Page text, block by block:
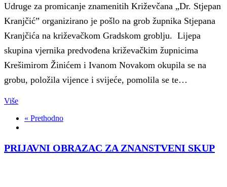
Udruge za promicanje znamenitih Križevčana „Dr. Stjepan
Kranjčić” organizirano je pošlo na grob župnika Stjepana
Kranjčića na križevačkom Gradskom groblju. Lijepa
skupina vjernika predvođena križevačkim župnicima
Krešimirom Žinićem i Ivanom Novakom okupila se na
grobu, položila vijence i svijeće, pomolila se te…
Više
« Prethodno
PRIJAVNI OBRAZAC ZA ZNANSTVENI SKUP